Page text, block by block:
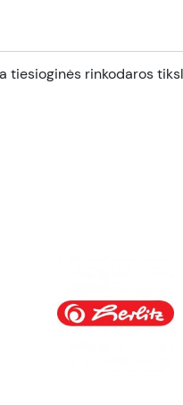
tiesioginės rinkodaros